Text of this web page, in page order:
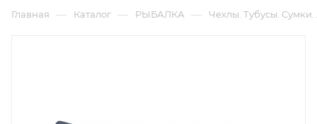
Главная — Каталог — РЫБАЛКА — Чехлы. Тубусы.